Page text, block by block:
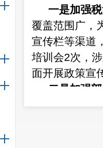
一是加强
覆盖范围广，
宣传栏等渠道
培训会2次，
面开展政策宣
二是加强
系，定期取得